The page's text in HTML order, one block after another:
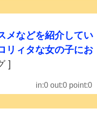
メなどを紹介してい
リィタな女の子にお
]
in:0 out:0 point:0